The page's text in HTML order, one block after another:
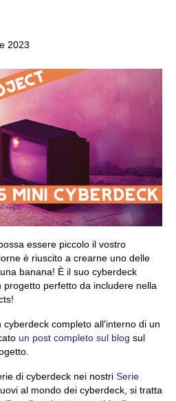
2023
essere piccolo il vostro
è riuscito a crearne uno delle
banana! È il suo cyberdeck
perfetto da includere nella
completo all'interno di un
un post completo sul blog sul
di cyberdeck nei nostri Serie
al mondo dei cyberdeck, si tratta